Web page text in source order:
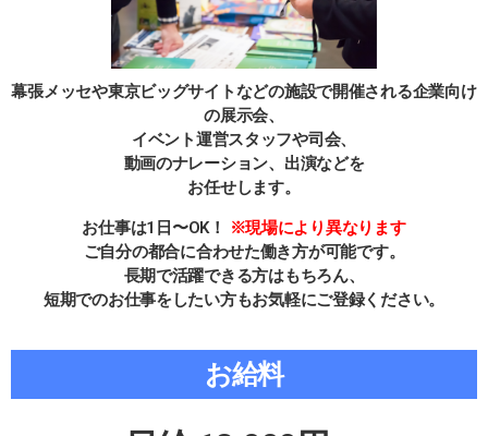
幕張メッセや東京ビッグサイトなどの施設で開催される企業向け
の展示会、
イベント運営スタッフや司会、
動画のナレーション、出演などを
お任せします。
お仕事は1日〜OK！
※現場により異なります
ご自分の都合に合わせた働き方が可能です。
長期で活躍できる方はもちろん、
短期でのお仕事をしたい方もお気軽にご登録ください。
お給料